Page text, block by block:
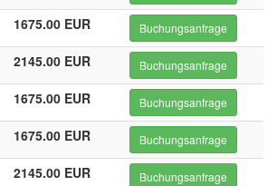
1675.00 EUR Buchungsanfrage
2145.00 EUR Buchungsanfrage
1675.00 EUR Buchungsanfrage
1675.00 EUR Buchungsanfrage
2145.00 EUR Buchungsanfrage